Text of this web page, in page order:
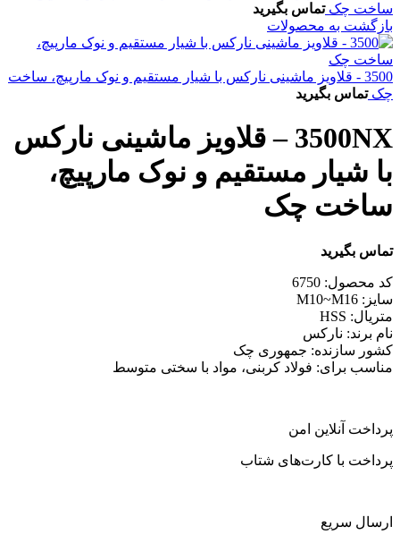
ساخت چکتماس بگیرید
بازگشت به محصولات
3500 - قلاویز ماشینی نارکس با شیار مستقیم و نوک مارپیچ، ساخت
چکتماس بگیرید
3500NX – قلاویز ماشینی نارکس
با شیار مستقیم و نوک مارپیچ،
ساخت چک
تماس بگیرید
کد محصول: 6750
سایز: M10~M16
متریال: HSS
نام برند: نارکس
کشور سازنده: جمهوری چک
مناسب برای: فولاد کربنی، مواد با سختی متوسط
پرداخت آنلاین امن
پرداخت با کارت‌های شتاب
ارسال سریع